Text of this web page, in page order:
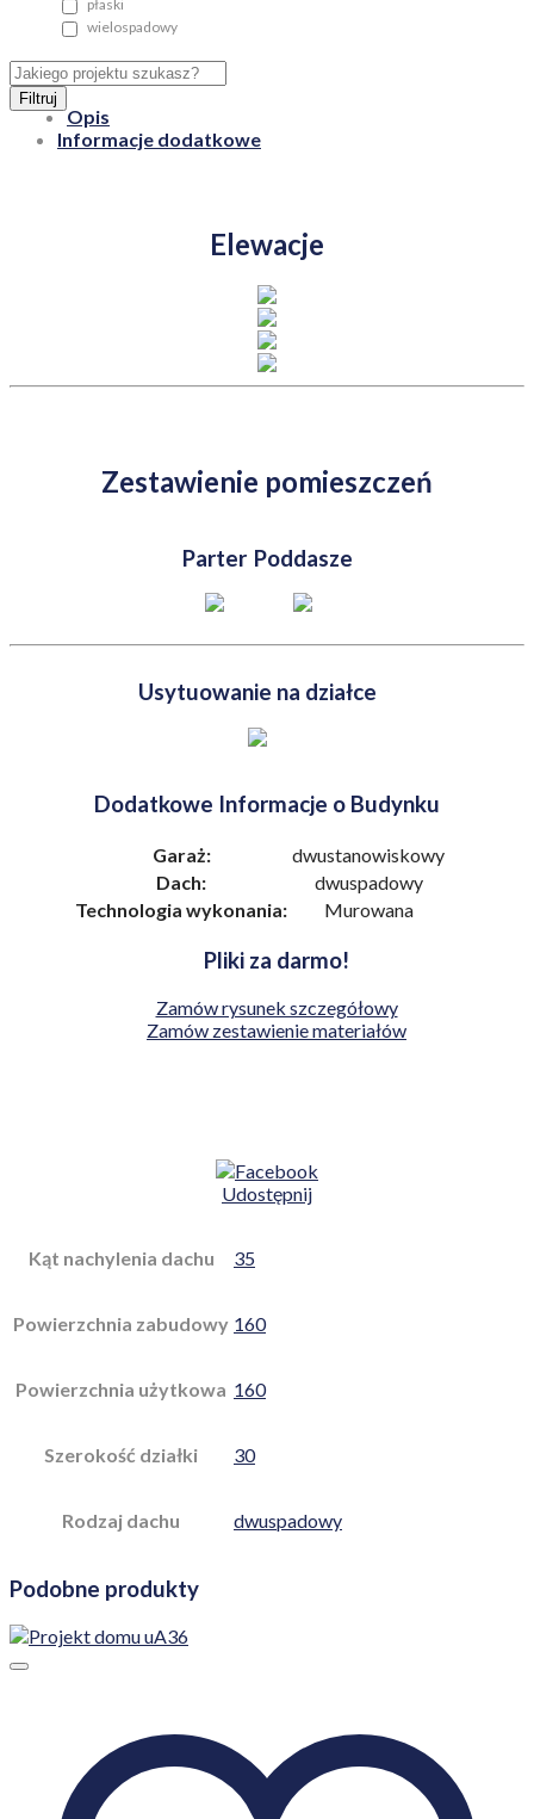
płaski
wielospadowy
Filtruj
Opis
Informacje dodatkowe
Elewacje
Zestawienie pomieszczeń
Parter Poddasze
Usytuowanie na działce
Dodatkowe Informacje o Budynku
Garaż:
dwustanowiskowy
Dach:
dwuspadowy
Technologia wykonania:
Murowana
Pliki za darmo!
Zamów rysunek szczegółowy
Zamów zestawienie materiałów
Udostępnij
Kąt nachylenia dachu 35
Powierzchnia zabudowy 160
Powierzchnia użytkowa 160
Szerokość działki 30
Rodzaj dachu dwuspadowy
Podobne produkty